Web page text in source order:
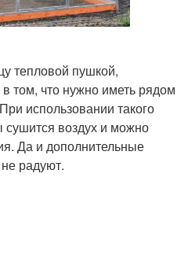
тепловой пушкой,
том, что нужно иметь рядом
использовании такого
сушится воздух и можно
Да и дополнительные
радуют.